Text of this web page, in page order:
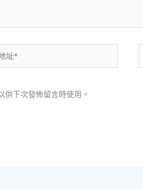
下次發佈留言時使用。